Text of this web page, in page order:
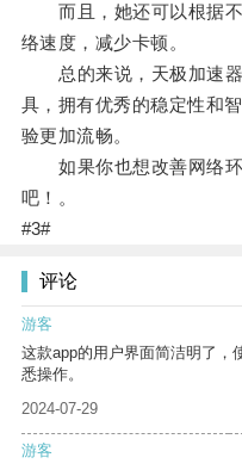
而且，她还可以根据不
络速度，减少卡顿。
总的来说，天极加速器
具，拥有优秀的稳定性和
验更加流畅。
如果你也想改善网络环
吧！。
#3#
评论
游客
这款app的用户界面简洁明了，
悉操作。
2024-07-29
游客